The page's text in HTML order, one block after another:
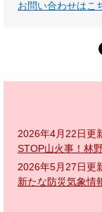
お問い合わせはこ
2026年4月22日更
STOP山火事！林
2026年5月27日更
新たな防災気象情